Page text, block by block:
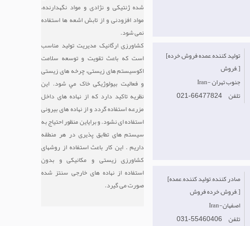
شده ژنتیکی و نژادی و مواد نگهدارنده،
مواد افزودنی و از تابش اشعه ها استفاده
نمی شود.
کشاورزی ارگانیک مدیریت تولید مناسب
است که باعث تقویت و توسعه سلامت
اکوسیستم های زیستی، چرخه های زیستی
و فعالیت بیولوژیکی خاک مي شود. این
نظریه تاکید دارد که از نهاده های داخل
مزرعه استفاده گردد و از نهاده های بیرونی
استفاده ای نشود. و برایاین منظور احتیاج به
سیستم های تطابق پذیری در هر منطقه
داریم . این کار باعث استفاده از روشهای
کشاورزی زیستی و مکانیکی و بدون
استفاده از نهاده های خارجی سنتز شده
صورت می گیرد.
[تولید کننده, عمده فروش, خرده
فروش, ]
Iran- جنوب‌ تهران
021-66477824 تلفن
[صادر کننده, تولید کننده, عمده
فروش, خرده فروش, ]
Iran-اصفهان
031-55460406 تلفن